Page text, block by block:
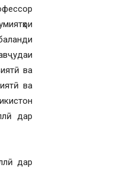
ва
ва
дар
дар